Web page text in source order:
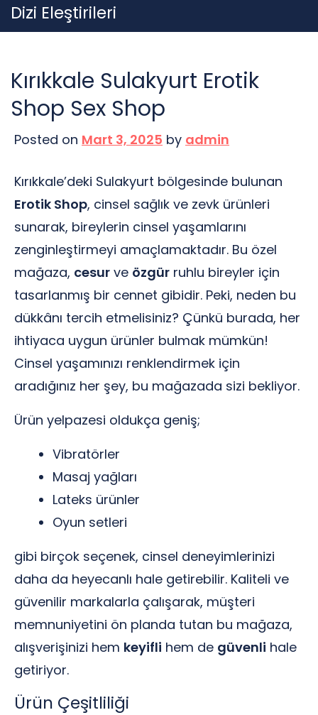
Skip
to
Dizi Eleştirileri
Kırıkkale Sulakyurt Erotik
Shop Sex Shop
Posted on Mart 3, 2025 by admin
Kırıkkale’deki Sulakyurt bölgesinde bulunan
Erotik Shop, cinsel sağlık ve zevk ürünleri
sunarak, bireylerin cinsel yaşamlarını
zenginleştirmeyi amaçlamaktadır. Bu özel
mağaza, cesur ve özgür ruhlu bireyler için
tasarlanmış bir cennet gibidir. Peki, neden bu
dükkânı tercih etmelisiniz? Çünkü burada, her
ihtiyaca uygun ürünler bulmak mümkün!
Cinsel yaşamınızı renklendirmek için
aradığınız her şey, bu mağazada sizi bekliyor.
Ürün yelpazesi oldukça geniş;
Vibratörler
Masaj yağları
Lateks ürünler
Oyun setleri
gibi birçok seçenek, cinsel deneyimlerinizi
daha da heyecanlı hale getirebilir. Kaliteli ve
güvenilir markalarla çalışarak, müşteri
memnuniyetini ön planda tutan bu mağaza,
alışverişinizi hem keyifli hem de güvenli hale
getiriyor.
Ürün Çeşitliliği